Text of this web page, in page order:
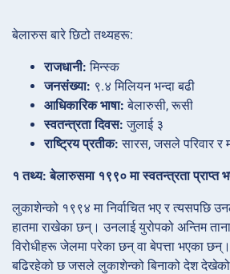
बेलारुस बारे छिटो तथ्यहरू:
राजधानी: मिन्स्क
जनसंख्या: ९.४ मिलियन भन्दा बढी
आधिकारिक भाषा: बेलारुसी, रूसी
स्वतन्त्रता दिवस: जुलाई ३
राष्ट्रिय प्रतीक: सारस, जसले परिवार र
१ तथ्य: बेलारुसमा १९९० मा स्वतन्त्रता प्राप्त
लुकाशेन्को १९९४ मा निर्वाचित भए र त्यसपछि
हातमा राखेका छन्। उनलाई युरोपको अन्तिम
विरोधीहरू जेलमा परेका छन् वा बेपत्ता भएका
बढिरहेको छ जसले लुकाशेन्को बिनाको देश